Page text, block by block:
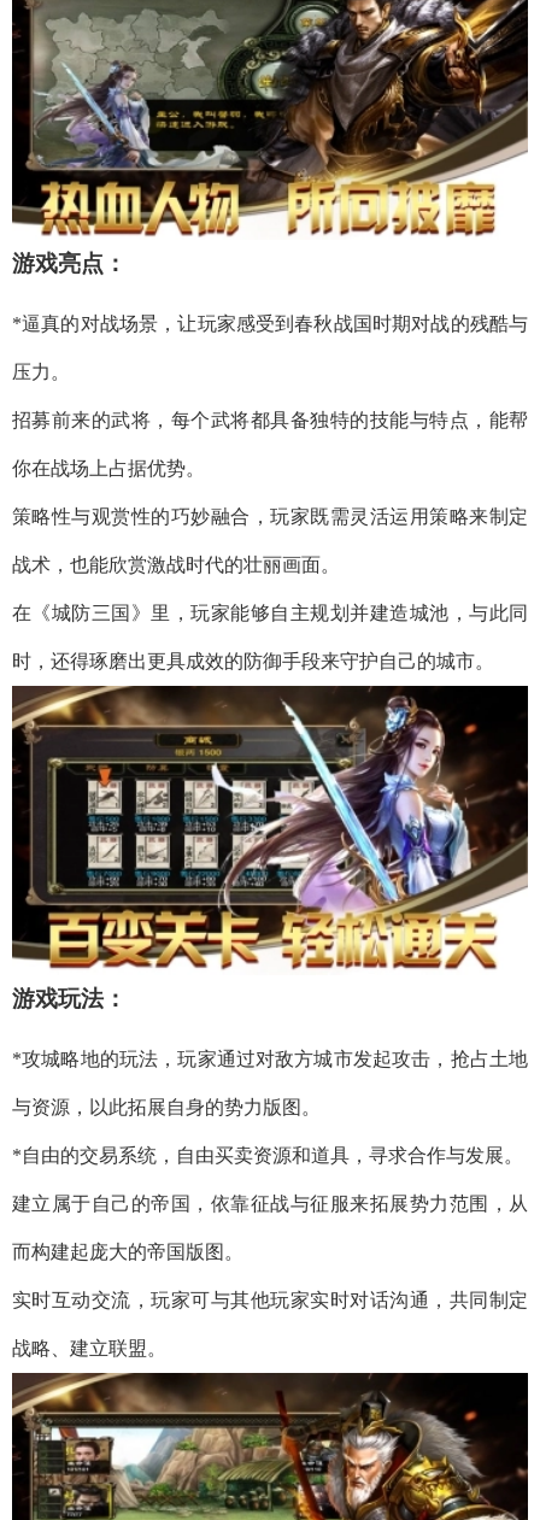
游戏亮点：
*逼真的对战场景，让玩家感受到春秋战国时期对战的残酷与
压力。
招募前来的武将，每个武将都具备独特的技能与特点，能帮
你在战场上占据优势。
策略性与观赏性的巧妙融合，玩家既需灵活运用策略来制定
战术，也能欣赏激战时代的壮丽画面。
在《城防三国》里，玩家能够自主规划并建造城池，与此同
时，还得琢磨出更具成效的防御手段来守护自己的城市。
游戏玩法：
*攻城略地的玩法，玩家通过对敌方城市发起攻击，抢占土地
与资源，以此拓展自身的势力版图。
*自由的交易系统，自由买卖资源和道具，寻求合作与发展。
建立属于自己的帝国，依靠征战与征服来拓展势力范围，从
而构建起庞大的帝国版图。
实时互动交流，玩家可与其他玩家实时对话沟通，共同制定
战略、建立联盟。